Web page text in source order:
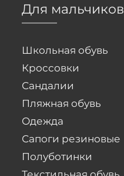
Для мальчиков
Школьная обувь
Кроссовки
Сандалии
Пляжная обувь
Одежда
Сапоги резиновые
Полуботинки